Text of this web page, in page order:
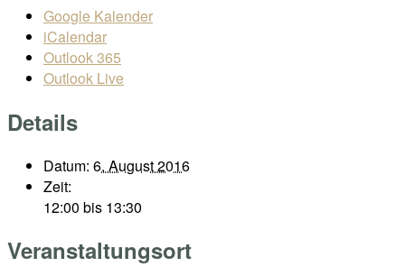
Google Kalender
iCalendar
Outlook 365
Outlook Live
Details
Datum: 6. August 2016
Zeit:
12:00 bis 13:30
Veranstaltungsort